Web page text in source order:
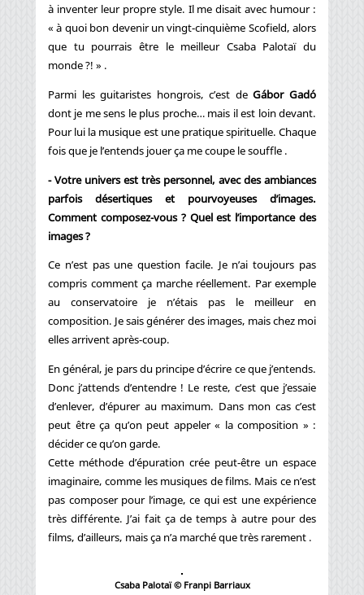
à inventer leur propre style. Il me disait avec humour :
« à quoi bon devenir un vingt-cinquième Scofield, alors
que tu pourrais être le meilleur Csaba Palotaï du
monde ?! » .
Parmi les guitaristes hongrois, c’est deGábor Gadó
dont je me sens le plus proche… mais il est loin devant.
Pour lui la musique est une pratique spirituelle. Chaque
fois que je l’entends jouer ça me coupe le souffle .
- Votre univers est très personnel, avec des ambiances
parfois désertiques et pourvoyeuses d’images.
Comment composez-vous ? Quel est l’importance des
images ?
Ce n’est pas une question facile. Je n’ai toujours pas
compris comment ça marche réellement. Par exemple
au conservatoire je n’étais pas le meilleur en
composition. Je sais générer des images, mais chez moi
elles arrivent après-coup.
En général, je pars du principe d’écrire ce que j’entends.
Donc j’attends d’entendre ! Le reste, c’est que j’essaie
d’enlever, d’épurer au maximum. Dans mon cas c’est
peut être ça qu’on peut appeler « la composition » :
décider ce qu’on garde.
Cette méthode d’épuration crée peut-être un espace
imaginaire, comme les musiques de films. Mais ce n’est
pas composer pour l’image, ce qui est une expérience
très différente. J’ai fait ça de temps à autre pour des
films, d’ailleurs, mais ça n’a marché que très rarement .
Csaba Palotaï © Franpi Barriaux